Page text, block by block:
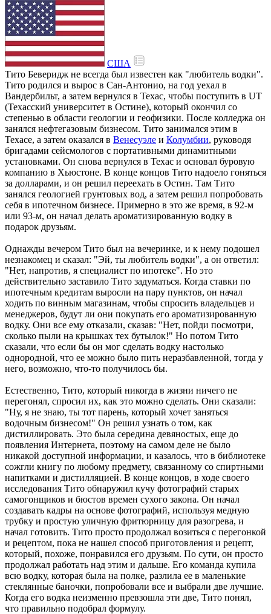
США
Тито Беверидж не всегда был известен как "любитель водки".
Тито родился и вырос в Сан-Антонио, на год уехал в
Вандербильт, а затем вернулся в Техас, чтобы поступить в UT
(Техасский университет в Остине), который окончил со
степенью в области геологии и геофизики. После колледжа он
занялся нефтегазовым бизнесом. Тито занимался этим в
Техасе, а затем оказался в Венесуэле и Колумбии, руководя
бригадами сейсмологов с портативными динамитными
установками. Он снова вернулся в Техас и основал буровую
компанию в Хьюстоне. В конце концов Тито надоело гоняться
за долларами, и он решил переехать в Остин. Там Тито
занялся геологией грунтовых вод, а затем решил попробовать
себя в ипотечном бизнесе. Примерно в это же время, в 92-м
или 93-м, он начал делать ароматизированную водку в
подарок друзьям.
Однажды вечером Тито был на вечеринке, и к нему подошел
незнакомец и сказал: "Эй, ты любитель водки", а он ответил:
"Нет, напротив, я специалист по ипотеке". Но это
действительно заставило Тито задуматься. Когда ставки по
ипотечным кредитам выросли на пару пунктов, он начал
ходить по винным магазинам, чтобы спросить владельцев и
менеджеров, будут ли они покупать его ароматизированную
водку. Они все ему отказали, сказав: "Нет, пойди посмотри,
сколько пыли на крышках тех бутылок!" Но потом Тито
сказали, что если бы он мог сделать водку настолько
однородной, что ее можно было пить неразбавленной, тогда у
него, возможно, что-то получилось бы.
Естественно, Тито, который никогда в жизни ничего не
перегонял, спросил их, как это можно сделать. Они сказали:
"Ну, я не знаю, ты тот парень, который хочет заняться
водочным бизнесом!" Он решил узнать о том, как
дистиллировать. Это была середина девяностых, еще до
появления Интернета, поэтому на самом деле не было
никакой доступной информации, и казалось, что в библиотеке
сожгли книгу по любому предмету, связанному со спиртными
напитками и дистилляцией. В конце концов, в ходе своего
исследования Тито обнаружил кучу фотографий старых
самогонщиков и бюстов времен сухого закона. Он начал
создавать кадры на основе фотографий, используя медную
трубку и простую уличную фритюрницу для разогрева, и
начал готовить. Тито просто продолжал возиться с перегонкой
и рецептом, пока не нашел способ приготовления и рецепт,
который, похоже, понравился его друзьям. По сути, он просто
продолжал работать над этим и дальше. Его команда купила
всю водку, которая была на полке, разлила ее в маленькие
стеклянные баночки, попробовали все и выбрали две лучшие.
Когда его водка неизменно превзошла эти две, Тито понял,
что правильно подобрал формулу.